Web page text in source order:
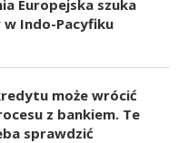
Europejska szuka
Indo-Pacyfiku
może wrócić
z bankiem. Te
sprawdzić